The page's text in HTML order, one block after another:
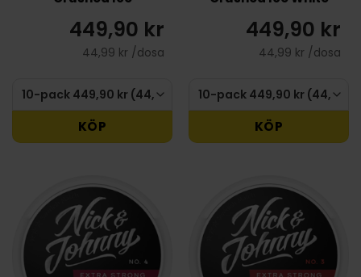
449,90 kr
44,99 kr /dosa
KÖP
449,90 kr
44,99 kr /dosa
KÖP